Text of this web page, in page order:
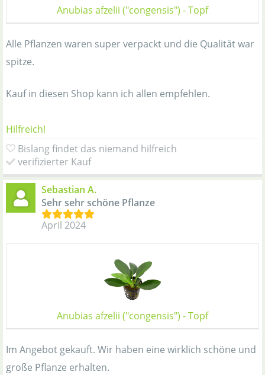
Anubias afzelii ("congensis") - Topf
Alle Pflanzen waren super verpackt und die Qualität war
spitze.
Kauf in diesen Shop kann ich allen empfehlen.
Hilfreich!
Bislang findet das niemand hilfreich
verifizierter Kauf
Sebastian A.
Sehr sehr schöne Pflanze
April 2024
Anubias afzelii ("congensis") - Topf
Im Angebot gekauft. Wir haben eine wirklich schöne und
große Pflanze erhalten.